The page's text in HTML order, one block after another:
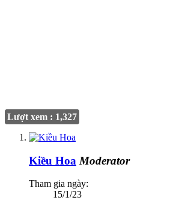
Lượt xem : 1,327
Kiều Hoa Moderator
Tham gia ngày:
15/1/23